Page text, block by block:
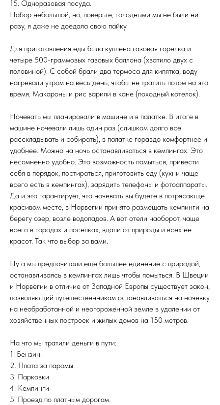
15. Одноразовая посуда.
Набор небольшой, но, поверьте, голодными мы не были ни
разу, я даже не доедала свою пайку
Для приготовления еды была куплена газовая горелка и
четыре 500-граммовых газовых баллона (хватило двух с
половиной). С собой брали два термоса для кипятка, воду
нагревали утром на весь день, чтобы не тратить потом на это
время. Макароны и рис варили в кане (походный котелок).
Ночевать мы планировали в машине и в палатке. В итоге в
машине ночевали лишь один раз (слишком долго все
расскладывать и собирать), в палатке гораздо комфортнее и
удобнее. Можно на ночь останавливаться в кемпингах. Это
несомненно удобно. Это возможность помыться, привести
себя в порядок, постираться, приготовить еду (кухни чаще
всего есть в кемпингах), зарядить телефоны и фотоаппараты.
Да и это гарантирует, что ночевать вы будете в потрясающе
красивом месте, в Норвегии принято размещать кемпинги на
берегу озер, возле водопадов. А вот отели наоборот, чаще
всего в городах и поселках, вдали от природы и всех ее
красот. Так что выбор за вами.
Ну а мы предпочитали еще большее единение с природой,
останавливаясь в кемпингах лишь чтобы помыться. В Швеции
и Норвегии в отличие от Западной Европы существует закон,
позволяющий путешественникам останавливаться на ночевку
на необработанной и неогороженной земле в удалении от
хозяйственных построек и жилых домов на 150 метров.
На что мы тратили деньги в пути:
1. Бензин.
2. Плата за паромы
3. Парковки
4. Кемпинги
5. Проезд по платным дорогам.